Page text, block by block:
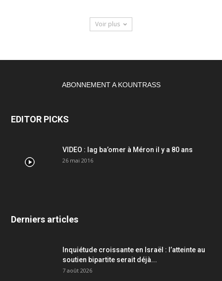
Voir plus
ABONNEMENT A KOUNTRASS
EDITOR PICKS
VIDEO : lag ba’omer à Méron il y a 80 ans
26 mai 2016
Derniers articles
Inquiétude croissante en Israël : l’atteinte au
soutien bipartite serait déjà...
7 août 2026